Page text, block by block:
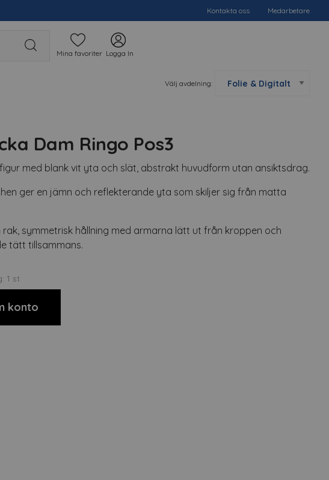
Kontakta oss Medarbetare
Mina favoriter Logga In
Välj avdelning:
Dam Ringo Pos3
med blank vit yta och slät, abstrakt huvudform utan ansiktsdrag.
ger en jämn och reflekterande yta som skiljer sig från matta
rak, symmetrisk hållning med armarna lätt ut från kroppen och
tätt tillsammans.
1 st
konto